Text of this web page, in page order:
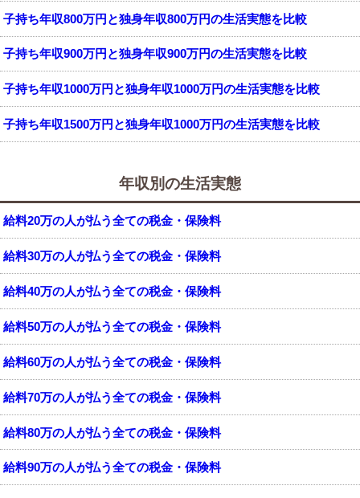
子持ち年収800万円と独身年収800万円の生活実態を比較
子持ち年収900万円と独身年収900万円の生活実態を比較
子持ち年収1000万円と独身年収1000万円の生活実態を比較
子持ち年収1500万円と独身年収1000万円の生活実態を比較
年収別の生活実態
給料20万の人が払う全ての税金・保険料
給料30万の人が払う全ての税金・保険料
給料40万の人が払う全ての税金・保険料
給料50万の人が払う全ての税金・保険料
給料60万の人が払う全ての税金・保険料
給料70万の人が払う全ての税金・保険料
給料80万の人が払う全ての税金・保険料
給料90万の人が払う全ての税金・保険料